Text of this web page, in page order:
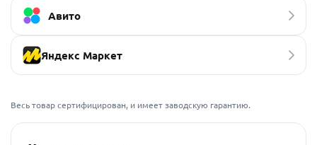
Авито
Яндекс Маркет
Весь товар сертифицирован, и имеет заводскую гарантию.